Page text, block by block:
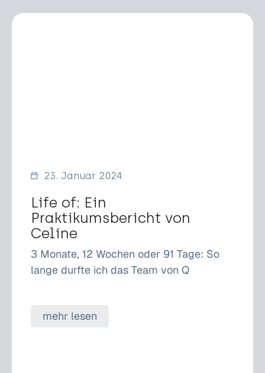
23. Januar 2024
Life of: Ein
Praktikumsbericht von
Celine
3 Monate, 12 Wochen oder 91 Tage: So
lange durfte ich das Team von Q
mehr lesen